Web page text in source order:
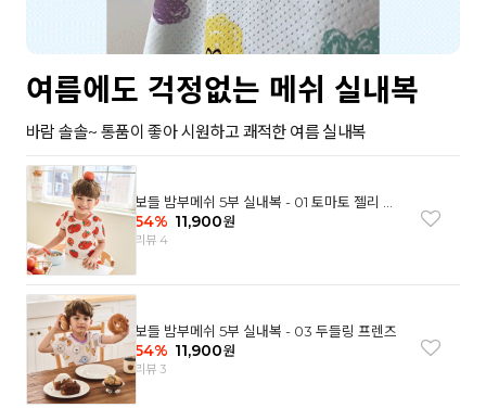
여름에도 걱정없는 메쉬 실내복
바람 솔솔~ 통품이 좋아 시원하고 쾌적한 여름 실내복
보들 밤부메쉬 5부 실내복 - 01 토마토 젤리 베
어
54% 11,900원
리뷰 4
보들 밤부메쉬 5부 실내복 - 03 두들링 프렌즈
54% 11,900원
리뷰 3